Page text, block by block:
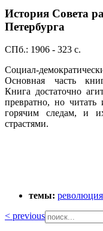
История Совета
Петербурга
СПб.: 1906 - 323 с.
Социал-
Основная часть
Книга достаточно
превратно, но
горячим следам, и
страстями.
темы:
< previous